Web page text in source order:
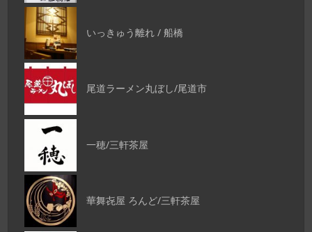
いっきゅう離れ / 船橋
尾道ラーメン丸ぼし/尾道市
一穂/三軒茶屋
華舞㐂屋 ろんど/三軒茶屋